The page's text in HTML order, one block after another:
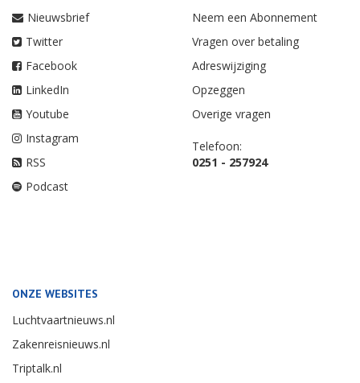
Nieuwsbrief
Twitter
Facebook
LinkedIn
Youtube
Instagram
RSS
Podcast
Neem een Abonnement
Vragen over betaling
Adreswijziging
Opzeggen
Overige vragen
Telefoon:
0251 - 257924
ONZE WEBSITES
Luchtvaartnieuws.nl
Zakenreisnieuws.nl
Triptalk.nl